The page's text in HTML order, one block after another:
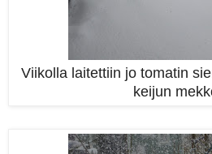
Viikolla laitettiin jo tomatin
keijun